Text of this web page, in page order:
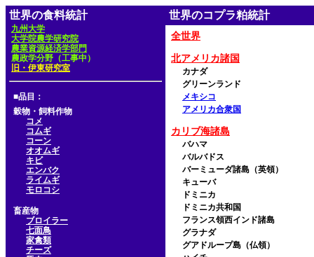
世界の食料統計
九州大学
大学院農学研究院
農業資源経済学部門
農政学分野（工事中）
旧・伊東研究室
■品目：
穀物・飼料作物
コメ
コムギ
コーン
オオムギ
キビ
エンバク
ライムギ
モロコシ
畜産物
ブロイラー
七面鳥
家禽類
チーズ
世界のコプラ粕統計
全世界
北アメリカ諸国
カナダ
グリーンランド
メキシコ
アメリカ合衆国
カリブ海諸島
バハマ
バルバドス
バーミューダ諸島（英領）
キューバ
ドミニカ
ドミニカ共和国
フランス領西インド諸島
グラナダ
グアドループ島（仏領）